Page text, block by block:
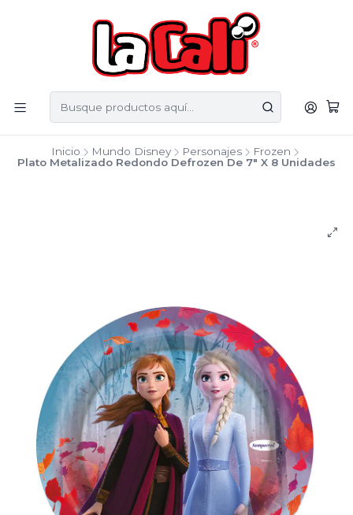
Inicio Mundo Disney Personajes
Frozen
Plato Metalizado Redondo Defrozen De 7" X 8 Unidades